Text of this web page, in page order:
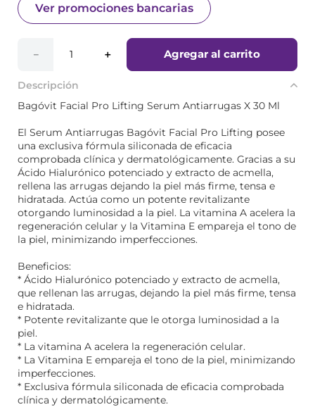
Ver promociones bancarias
＋
－ Agregar al carrito
Descripción
Bagóvit Facial Pro Lifting Serum Antiarrugas X 30 Ml
El Serum Antiarrugas Bagóvit Facial Pro Lifting posee
una exclusiva fórmula siliconada de eficacia
comprobada clínica y dermatológicamente. Gracias a su
Ácido Hialurónico potenciado y extracto de acmella,
rellena las arrugas dejando la piel más firme, tensa e
hidratada. Actúa como un potente revitalizante
otorgando luminosidad a la piel. La vitamina A acelera la
regeneración celular y la Vitamina E empareja el tono de
la piel, minimizando imperfecciones.
Beneficios:
* Ácido Hialurónico potenciado y extracto de acmella,
que rellenan las arrugas, dejando la piel más firme, tensa
e hidratada.
* Potente revitalizante que le otorga luminosidad a la
piel.
* La vitamina A acelera la regeneración celular.
* La Vitamina E empareja el tono de la piel, minimizando
imperfecciones.
* Exclusiva fórmula siliconada de eficacia comprobada
clínica y dermatológicamente.